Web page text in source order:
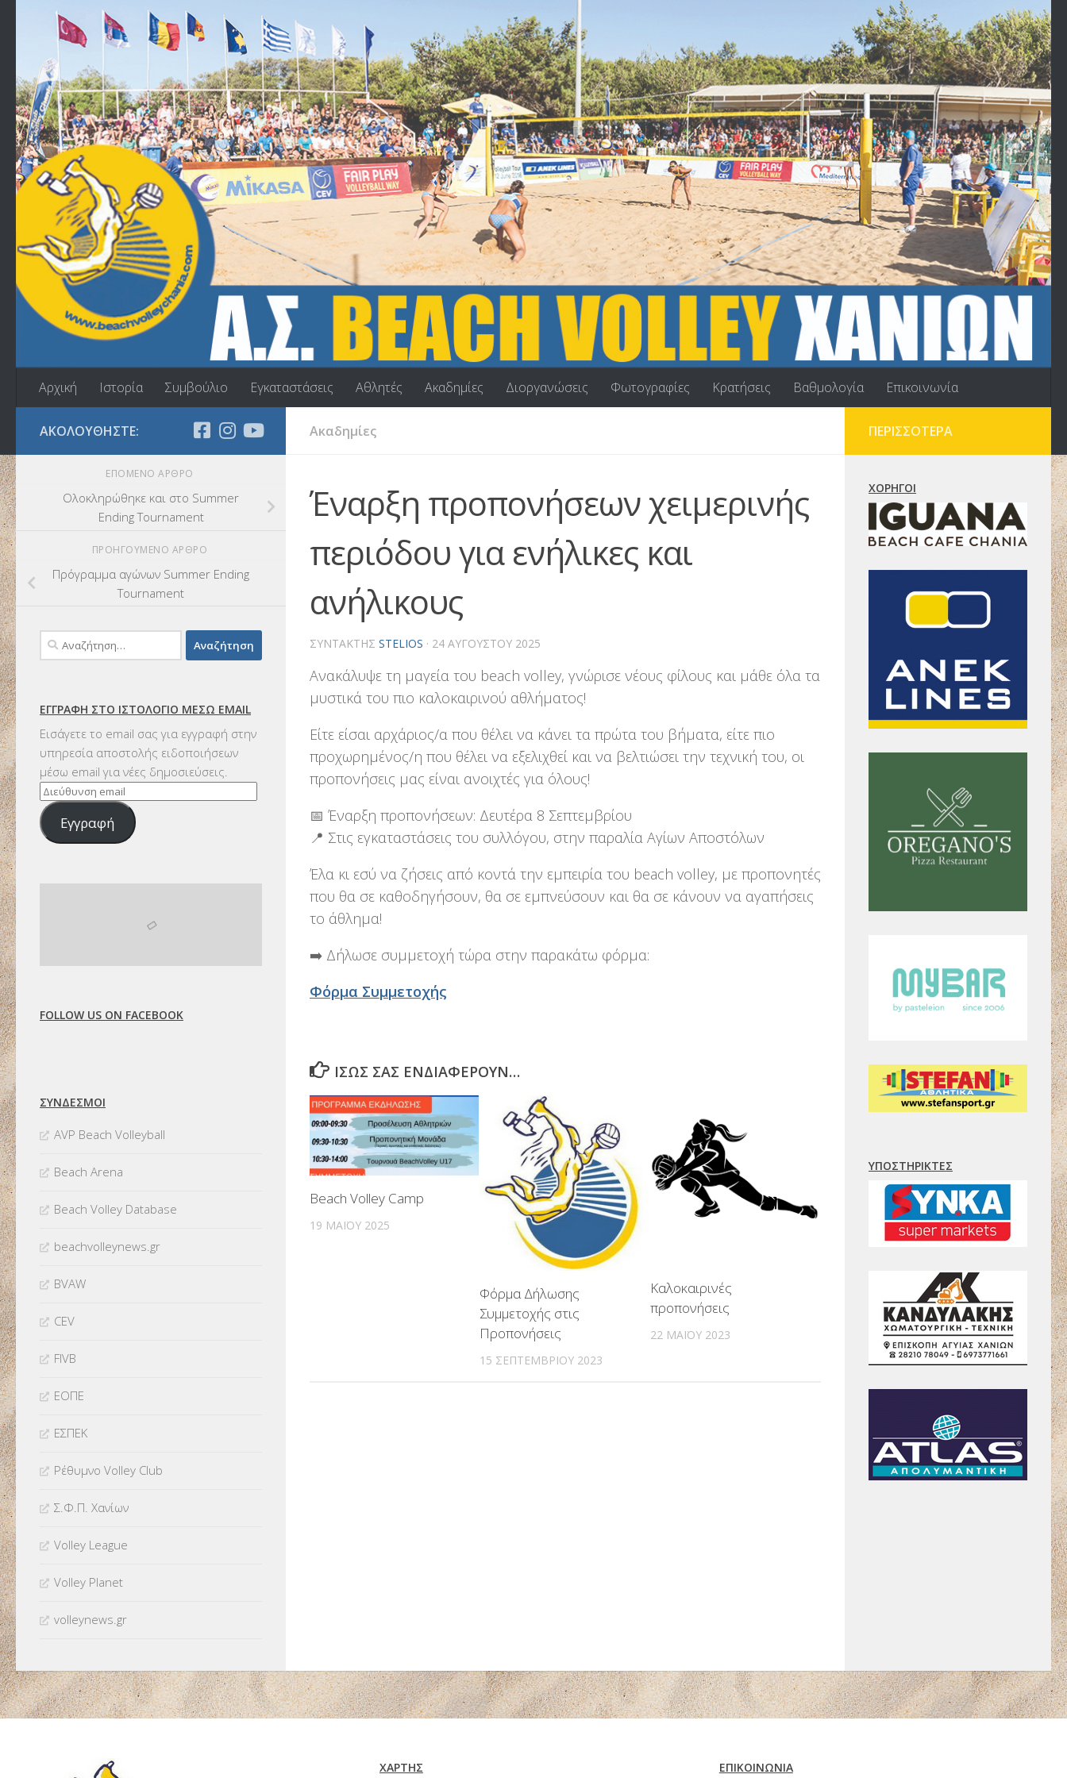
Skip to content
Αρχική Ιστορία Συμβούλιο Εγκαταστάσεις Αθλητές Ακαδημίες Διοργανώσεις Φωτογραφίες Κρατήσεις Βαθμολογία Επικοινωνία
Ακαδημίες
Έναρξη προπονήσεων χειμερινής
περιόδου για ενήλικες και
ανήλικους
ΣΥΝΤΆΚΤΗΣ STELIOS · 24 ΑΥΓΟΎΣΤΟΥ 2025
Ανακάλυψε τη μαγεία του beach volley, γνώρισε νέους φίλους και μάθε όλα τα
μυστικά του πιο καλοκαιρινού αθλήματος!
Είτε είσαι αρχάριος/α που θέλει να κάνει τα πρώτα του βήματα, είτε πιο
προχωρημένος/η που θέλει να εξελιχθεί και να βελτιώσει την τεχνική του, οι
προπονήσεις μας είναι ανοιχτές για όλους!
📅 Έναρξη προπονήσεων: Δευτέρα 8 Σεπτεμβρίου
📍 Στις εγκαταστάσεις του συλλόγου, στην παραλία Αγίων Αποστόλων
Έλα κι εσύ να ζήσεις από κοντά την εμπειρία του beach volley, με προπονητές
που θα σε καθοδηγήσουν, θα σε εμπνεύσουν και θα σε κάνουν να αγαπήσεις
το άθλημα!
➡️ Δήλωσε συμμετοχή τώρα στην παρακάτω φόρμα:
Φόρμα Συμμετοχής
ΊΣΩΣ ΣΑΣ ΕΝΔΙΑΦΈΡΟΥΝ…
Beach Volley Camp
19 ΜΑΪ́ΟΥ 2025
Φόρμα Δήλωσης
Συμμετοχής στις
Προπονήσεις
15 ΣΕΠΤΕΜΒΡΊΟΥ 2023
Καλοκαιρινές
προπονήσεις
22 ΜΑΪ́ΟΥ 2023
ΑΚΟΛΟΥΘΉΣΤΕ:
ΕΠΌΜΕΝΟ ΆΡΘΡΟ
Ολοκληρώθηκε και στο Summer
Ending Tournament
ΠΡΟΗΓΟΎΜΕΝΟ ΆΡΘΡΟ
Πρόγραμμα αγώνων Summer Ending
Tournament
Αναζήτηση
για:
ΕΓΓΡΑΦΉ ΣΤΟ ΙΣΤΟΛΌΓΙΟ ΜΈΣΩ EMAIL
Εισάγετε το email σας για εγγραφή στην
υπηρεσία αποστολής ειδοποιήσεων
μέσω email για νέες δημοσιεύσεις.
Διεύθυνση
email
Εγγραφή
FOLLOW US ON FACEBOOK
ΣΥΝΔΈΣΜΟΙ
AVP Beach Volleyball
Beach Arena
Beach Volley Database
beachvolleynews.gr
BVAW
CEV
FIVB
ΕΟΠΕ
ΕΣΠΕΚ
Ρέθυμνο Volley Club
Σ.Φ.Π. Χανίων
Volley League
Volley Planet
volleynews.gr
ΠΕΡΙΣΣΌΤΕΡΑ
ΧΟΡΗΓΟΊ
ΥΠΟΣΤΗΡΙΚΤΈΣ
ΧΆΡΤΗΣ ΕΠΙΚΟΙΝΩΝΊΑ